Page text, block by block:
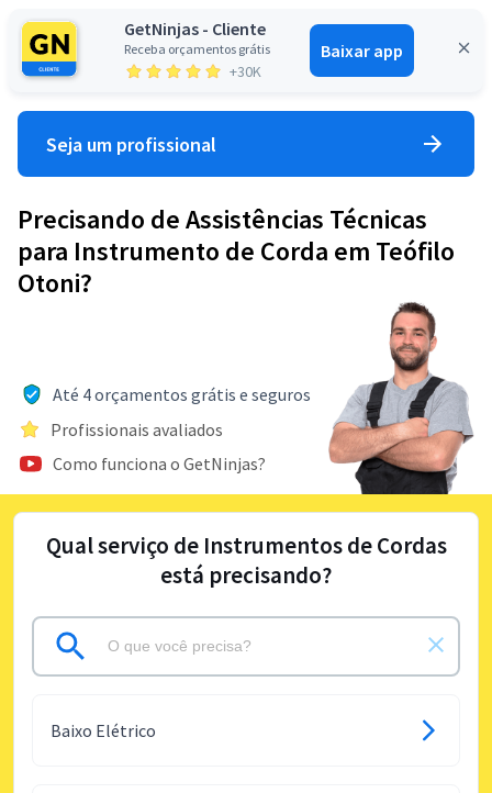
GetNinjas - Cliente
Receba orçamentos grátis
+30K
Baixar app
Entrar
Seja um profissional
Precisando de Assistências Técnicas
para Instrumento de Corda em Teófilo
Otoni?
Até 4 orçamentos grátis e seguros
Profissionais avaliados
Como funciona o GetNinjas?
Qual serviço de Instrumentos de Cordas
está precisando?
Baixo Elétrico